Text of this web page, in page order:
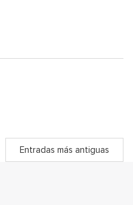
Entradas más antiguas